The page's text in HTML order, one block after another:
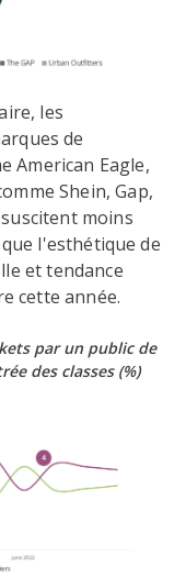
les
de
American Eagle,
Shein, Gap,
moins
l'esthétique de
et tendance
cette année.
par un public de
des classes (%)